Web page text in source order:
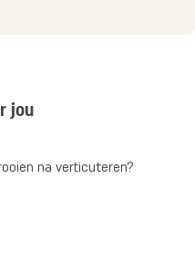
jou
na verticuteren?